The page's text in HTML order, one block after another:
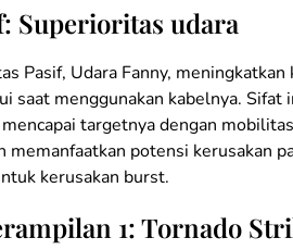
Superioritas udara
Pasif, Udara Fanny,
saat menggunakan kabelnya.
targetnya dengan
memanfaatkan potensi kerusakan
kerusakan burst.
1: Tornado